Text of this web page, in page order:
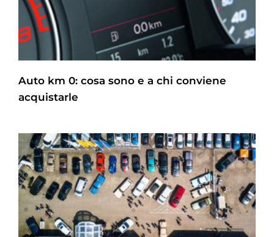
Auto km 0: cosa sono e a chi conviene
acquistarle